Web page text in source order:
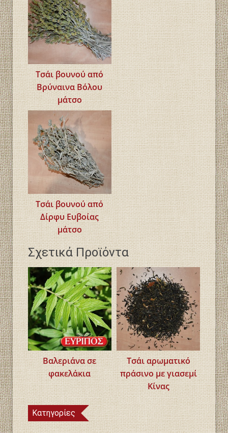
Τσάι βουνού από
Βρύναινα Βόλου
μάτσο
Τσάι βουνού από
Δίρφυ Ευβοίας
μάτσο
Σχετικά Προϊόντα
Βαλεριάνα σε
φακελάκια
Τσάι αρωματικό
πράσινο με γιασεμί
Κίνας
Κατηγορίες